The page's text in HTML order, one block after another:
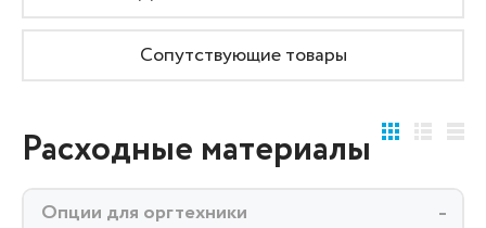
Сопутствующие товары
Расходные материалы
Опции для оргтехники